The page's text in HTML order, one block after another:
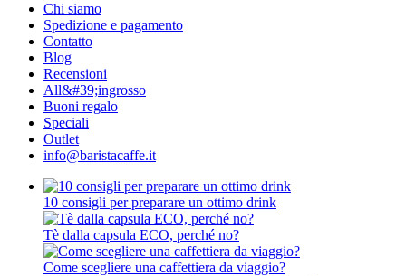
Chi siamo
Spedizione e pagamento
Contatto
Blog
Recensioni
All&#39;ingrosso
Buoni regalo
Speciali
Outlet
info@baristacaffe.it
10 consigli per preparare un ottimo drink
Tè dalla capsula ECO, perché no?
Come scegliere una caffettiera da viaggio?